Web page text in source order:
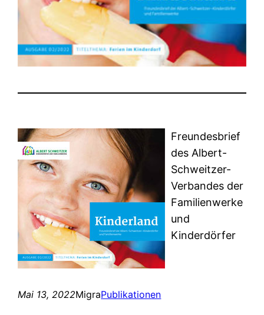
Freundesbrief
des Albert-
Schweitzer-
Verbandes der
Familienwerke
und
Kinderdörfer
Mai 13, 2022MigraPublikationen